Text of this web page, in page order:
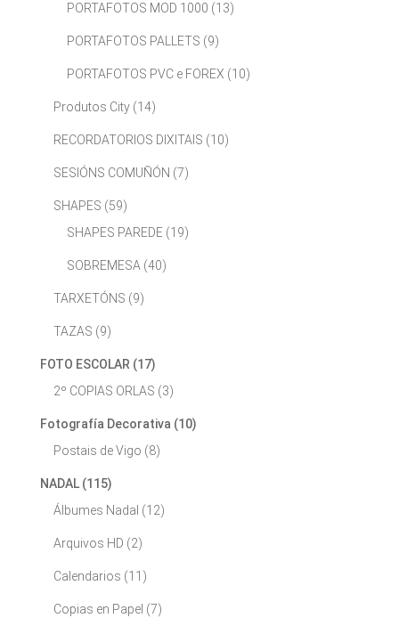
PORTAFOTOS MOD 1000 (13)
PORTAFOTOS PALLETS (9)
PORTAFOTOS PVC e FOREX (10)
Produtos City (14)
RECORDATORIOS DIXITAIS (10)
SESIÓNS COMUÑÓN (7)
SHAPES (59)
SHAPES PAREDE (19)
SOBREMESA (40)
TARXETÓNS (9)
TAZAS (9)
FOTO ESCOLAR (17)
2º COPIAS ORLAS (3)
Fotografía Decorativa (10)
Postais de Vigo (8)
NADAL (115)
Álbumes Nadal (12)
Arquivos HD (2)
Calendarios (11)
Copias en Papel (7)